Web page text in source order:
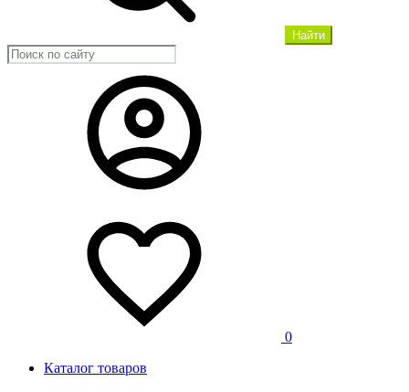
Найти
0
Каталог товаров